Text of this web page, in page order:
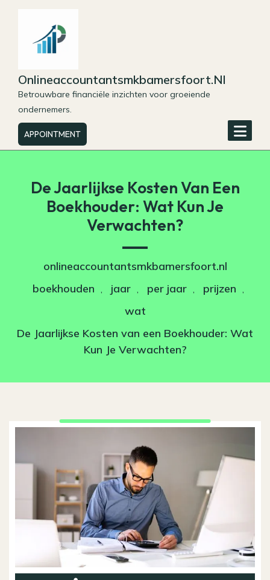
Onlineaccountantsmkbamersfoort.nl
Betrouwbare financiële inzichten voor groeiende
ondernemers.
APPOINTMENT
De Jaarlijkse Kosten Van Een
Boekhouder: Wat Kun Je
Verwachten?
onlineaccountantsmkbamersfoort.nl
boekhouden , jaar , per jaar , prijzen ,
wat
De Jaarlijkse Kosten van een Boekhouder: Wat
Kun Je Verwachten?